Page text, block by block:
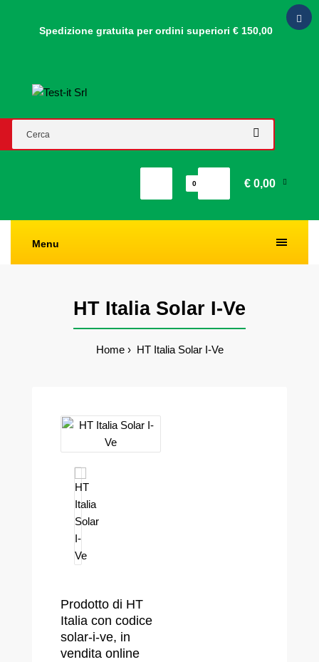
Spedizione gratuita per ordini superiori € 150,00
0 € 0,00
Menu
HT Italia Solar I-Ve
Home HT Italia Solar I-Ve
Prodotto di HT
Italia con codice
solar-i-ve, in
vendita online